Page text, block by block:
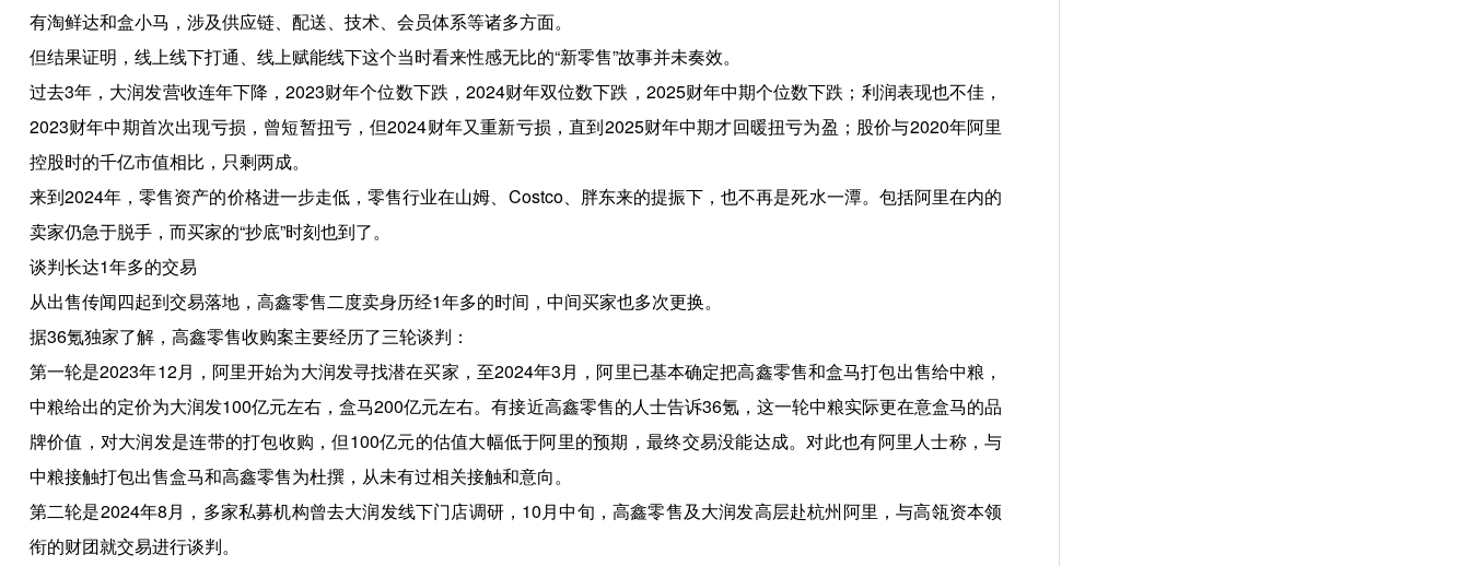
有淘鲜达和盒小马，涉及供应链、配送、技术、会员体系等诸多方面。
但结果证明，线上线下打通、线上赋能线下这个当时看来性感无比的“新零售”故事并未奏效。
过去3年，大润发营收连年下降，2023财年个位数下跌，2024财年双位数下跌，2025财年中期个位数下跌；利润表现也不佳，
2023财年中期首次出现亏损，曾短暂扭亏，但2024财年又重新亏损，直到2025财年中期才回暖扭亏为盈；股价与2020年阿里
控股时的千亿市值相比，只剩两成。
来到2024年，零售资产的价格进一步走低，零售行业在山姆、Costco、胖东来的提振下，也不再是死水一潭。包括阿里在内的
卖家仍急于脱手，而买家的“抄底”时刻也到了。
谈判长达1年多的交易
从出售传闻四起到交易落地，高鑫零售二度卖身历经1年多的时间，中间买家也多次更换。
据36氪独家了解，高鑫零售收购案主要经历了三轮谈判：
第一轮是2023年12月，阿里开始为大润发寻找潜在买家，至2024年3月，阿里已基本确定把高鑫零售和盒马打包出售给中粮，
中粮给出的定价为大润发100亿元左右，盒马200亿元左右。有接近高鑫零售的人士告诉36氪，这一轮中粮实际更在意盒马的品
牌价值，对大润发是连带的打包收购，但100亿元的估值大幅低于阿里的预期，最终交易没能达成。对此也有阿里人士称，与
中粮接触打包出售盒马和高鑫零售为杜撰，从未有过相关接触和意向。
第二轮是2024年8月，多家私募机构曾去大润发线下门店调研，10月中旬，高鑫零售及大润发高层赴杭州阿里，与高瓴资本领
衔的财团就交易进行谈判。